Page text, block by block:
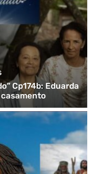
Cp174b: Eduarda